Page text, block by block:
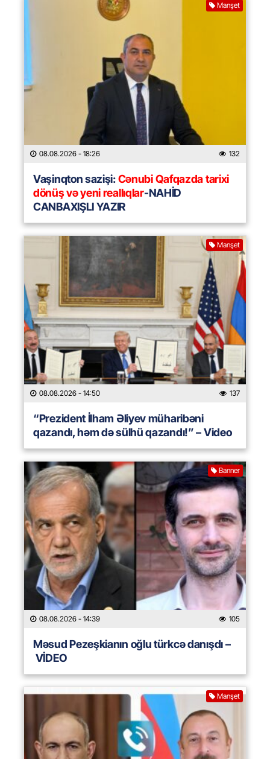
Manşet
08.08.2026 - 18:26 132
Vaşinqton sazişi:Cənubi Qafqazda tarixi
dönüş və yeni reallıqlar-NAHİD
CANBAXIŞLI YAZIR
Manşet
08.08.2026 - 14:50 137
“Prezident İlham Əliyev müharibəni
qazandı, həm də sülhü qazandı!” – Video
Banner
08.08.2026 - 14:39 105
Məsud Pezeşkianın oğlu türkcə danışdı –
VİDEO
Manşet